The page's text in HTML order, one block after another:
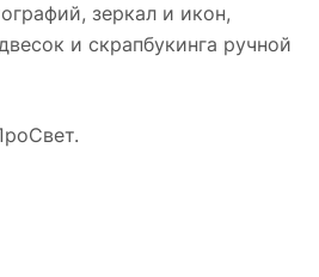
зеркал и икон,
и скрапбукинга ручной